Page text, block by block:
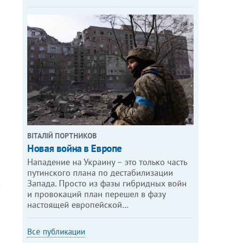
ВІТАЛІЙ ПОРТНИКОВ
Новая война в Европе
Нападение на Украину – это только часть
путинского плана по дестабилизации
Запада. Просто из фазы гибридных войн
и провокаций план перешел в фазу
настоящей европейской…
Все публикации